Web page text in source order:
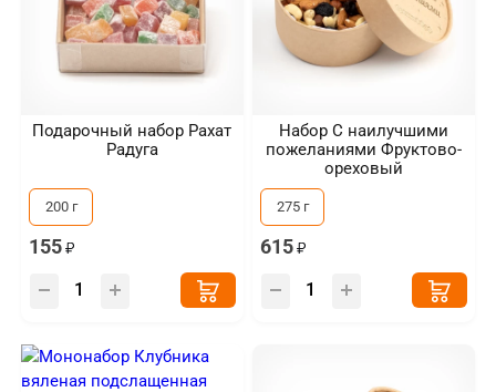
Подарочный набор Рахат
Радуга
200 г
155
Набор С наилучшими
пожеланиями Фруктово-
ореховый
275 г
615